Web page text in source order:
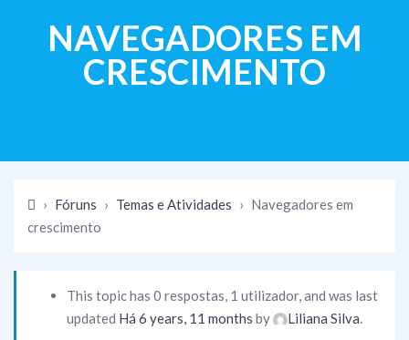
NAVEGADORES EM
CRESCIMENTO
› Fóruns › Temas e Atividades › Navegadores em
crescimento
This topic has 0 respostas, 1 utilizador, and was last
updated Há 6 years, 11 months by Liliana Silva.